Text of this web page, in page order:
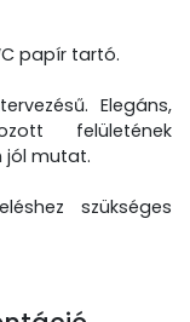
papír tartó.
Elegáns,
felületének
jól mutat.
szükséges